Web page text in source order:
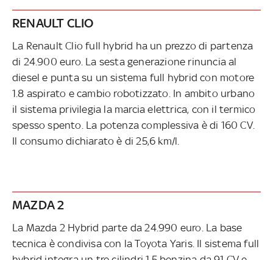
RENAULT CLIO
La Renault Clio full hybrid ha un prezzo di partenza
di 24.900 euro. La sesta generazione rinuncia al
diesel e punta su un sistema full hybrid con motore
1.8 aspirato e cambio robotizzato. In ambito urbano
il sistema privilegia la marcia elettrica, con il termico
spesso spento. La potenza complessiva è di 160 CV.
Il consumo dichiarato è di 25,6 km/l.
MAZDA 2
La Mazda 2 Hybrid parte da 24.990 euro. La base
tecnica è condivisa con la Toyota Yaris. Il sistema full